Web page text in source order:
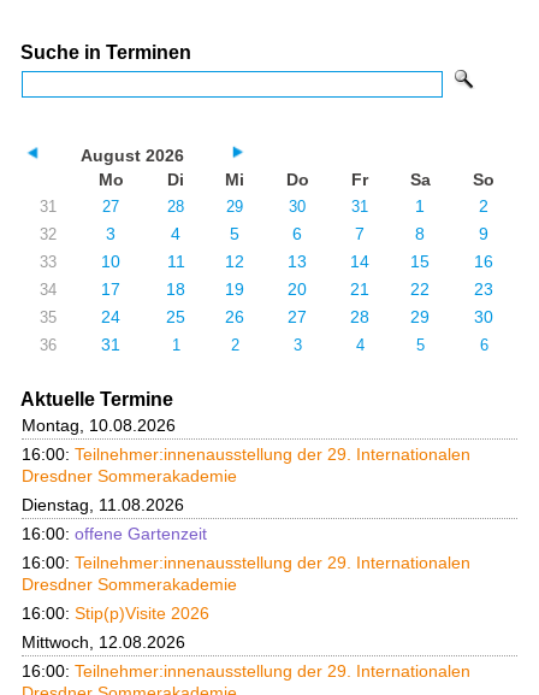
Suche in Terminen
August 2026
Mo
Di Mi Do Fr Sa So
31 27 28 29 30 31 1 2
32 3 4 5 6 7 8 9
33 10 11 12 13 14 15 16
34 17 18 19 20 21 22 23
35 24 25 26 27 28 29 30
36 31 1 2 3 4 5 6
Aktuelle Termine
Montag, 10.08.2026
16:00: Teilnehmer:innenausstellung der 29. Internationalen
Dresdner Sommerakademie
Dienstag, 11.08.2026
16:00: offene Gartenzeit
16:00: Teilnehmer:innenausstellung der 29. Internationalen
Dresdner Sommerakademie
16:00: Stip(p)Visite 2026
Mittwoch, 12.08.2026
16:00: Teilnehmer:innenausstellung der 29. Internationalen